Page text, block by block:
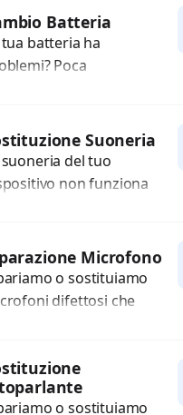
di ricarica
rotti, allentati,
Batteria
tua batteria ha
Poca
esauriti?
la...
Suoneria
suoneria del tuo
non funziona
con interventi
e componenti...
Microfono
o sostituiamo
difettosi che
chiamate. Diagnosi
e ricambi di...
Preventivo
o sostituiamo